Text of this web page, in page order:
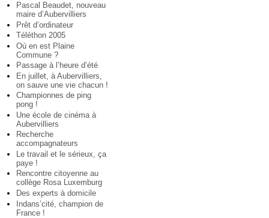
Pascal Beaudet, nouveau
maire d’Aubervilliers
Prêt d’ordinateur
Téléthon 2005
Où en est Plaine
Commune ?
Passage à l’heure d’été
En juillet, à Aubervilliers,
on sauve une vie chacun !
Championnes de ping
pong !
Une école de cinéma à
Aubervilliers
Recherche
accompagnateurs
Le travail et le sérieux, ça
paye !
Rencontre citoyenne au
collège Rosa Luxemburg
Des experts à domicile
Indans’cité, champion de
France !